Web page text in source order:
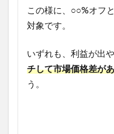
この様に、○○%オフ
対象です。
いずれも、利益が出
チして市場価格差が
う。